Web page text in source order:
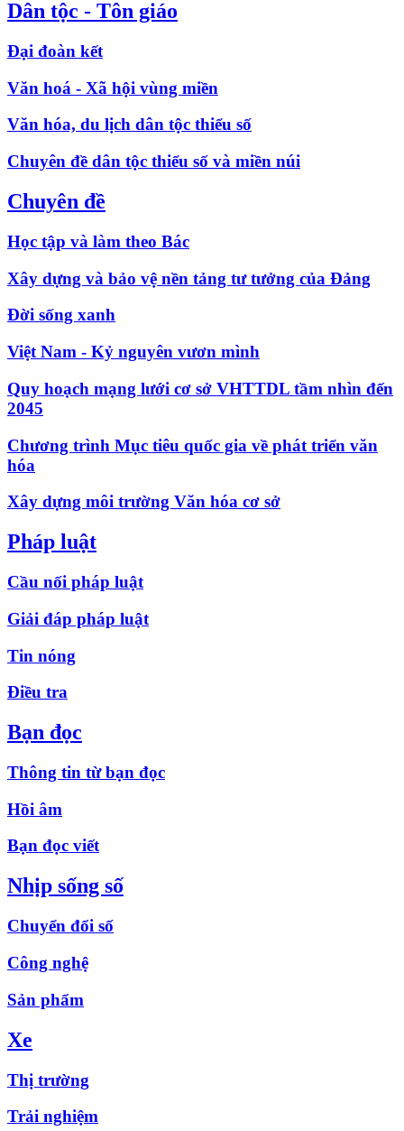
Dân tộc - Tôn giáo
Đại đoàn kết
Văn hoá - Xã hội vùng miền
Văn hóa, du lịch dân tộc thiểu số
Chuyên đề dân tộc thiểu số và miền núi
Chuyên đề
Học tập và làm theo Bác
Xây dựng và bảo vệ nền tảng tư tưởng của Đảng
Đời sống xanh
Việt Nam - Kỷ nguyên vươn mình
Quy hoạch mạng lưới cơ sở VHTTDL tầm nhìn đến
2045
Chương trình Mục tiêu quốc gia về phát triển văn
hóa
Xây dựng môi trường Văn hóa cơ sở
Pháp luật
Cầu nối pháp luật
Giải đáp pháp luật
Tin nóng
Điều tra
Bạn đọc
Thông tin từ bạn đọc
Hồi âm
Bạn đọc viết
Nhịp sống số
Chuyển đổi số
Công nghệ
Sản phẩm
Xe
Thị trường
Trải nghiệm